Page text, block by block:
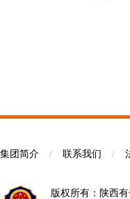
集团简介 / 联系我们 /
版权所有：陕西